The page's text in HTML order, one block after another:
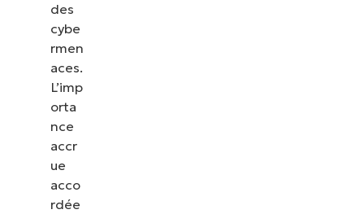
des
cybe
rmen
aces.
L’imp
orta
nce
accr
ue
acco
rdée